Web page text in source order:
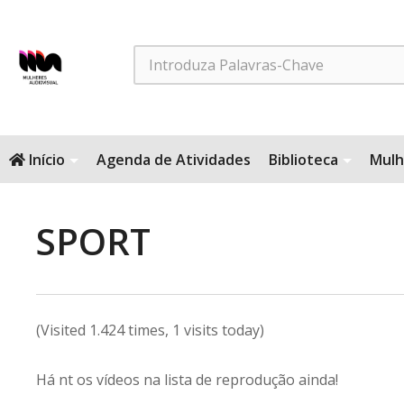
Search
Início Agenda de Atividades Biblioteca
SPORT
(Visited 1.424 times, 1 visits today)
Há nt os vídeos na lista de reprodução ainda!